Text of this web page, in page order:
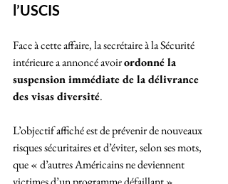
l’USCIS
Face à cette affaire, la secrétaire à la Sécurité
intérieure a annoncé avoir ordonné la
suspension immédiate de la délivrance
des visas diversité.
L’objectif affiché est de prévenir de nouveaux
risques sécuritaires et d’éviter, selon ses mots,
que « d’autres Américains ne deviennent